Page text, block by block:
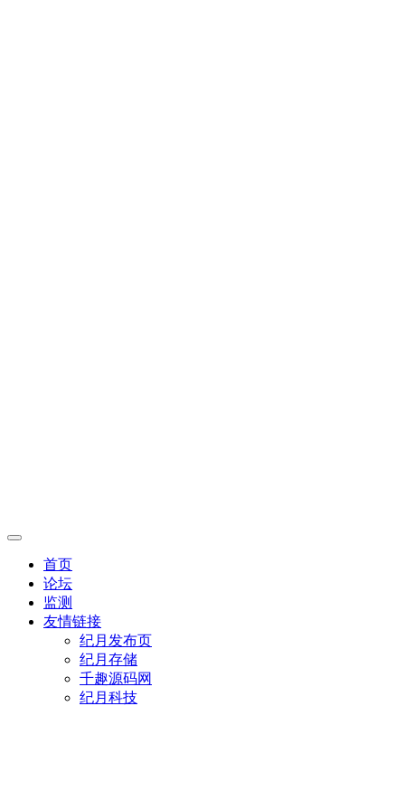
首页
论坛
监测
友情链接
纪月发布页
纪月存储
千趣源码网
纪月科技